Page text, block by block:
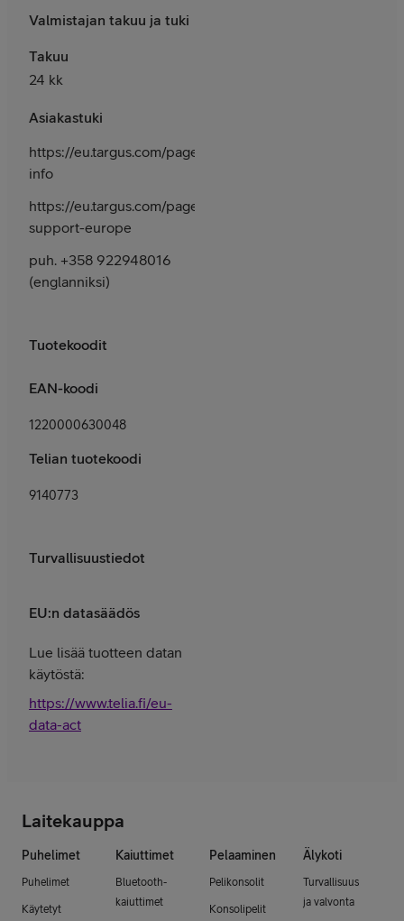
Valmistajan takuu ja tuki
Takuu
24 kk
Asiakastuki
https://eu.targus.com/pages/contact-
info
https://eu.targus.com/pages/email-
support-europe
puh. +358 922948016
(englanniksi)
Tuotekoodit
EAN-koodi
1220000630048
Telian tuotekoodi
9140773
Turvallisuustiedot
EU:n datasäädös
Lue lisää tuotteen datan
käytöstä:
https://www.telia.fi/eu-
data-act
Laitekauppa
Puhelimet
Puhelimet
Käytetyt
Kaiuttimet
Bluetooth-
kaiuttimet
Pelaaminen
Pelikonsolit
Konsolipelit
Älykoti
Turvallisuus
ja valvonta